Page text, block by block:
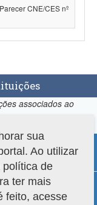
CNE/CES nº
associados ao
sua
Ao utilizar
política de
ter mais
feito, acesse